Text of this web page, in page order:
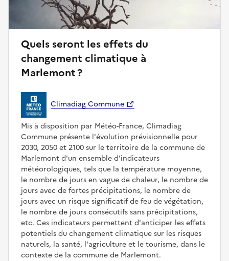
Quels seront les effets du
changement climatique à
Marlemont ?
Climadiag Commune
Mis à disposition par Météo-France, Climadiag
Commune présente l'évolution prévisionnelle pour
2030, 2050 et 2100 sur le territoire de la commune de
Marlemont d'un ensemble d'indicateurs
météorologiques, tels que la température moyenne,
le nombre de jours en vague de chaleur, le nombre de
jours avec de fortes précipitations, le nombre de
jours avec un risque significatif de feu de végétation,
le nombre de jours consécutifs sans précipitations,
etc. Ces indicateurs permettent d'anticiper les effets
potentiels du changement climatique sur les risques
naturels, la santé, l'agriculture et le tourisme, dans le
contexte de la commune de Marlemont.